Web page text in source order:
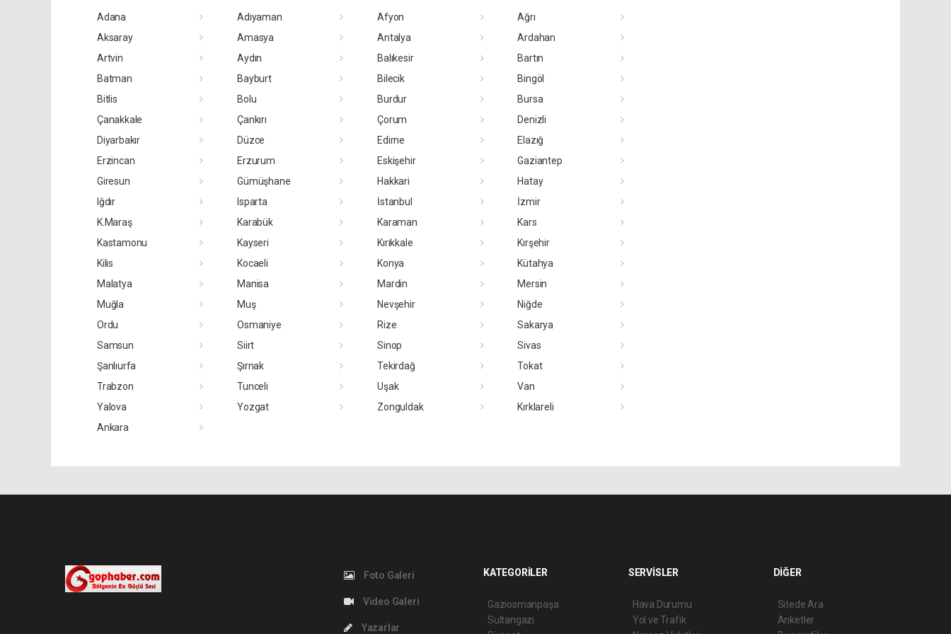
Adana Adıyaman Afyon
Ağrı
Aksaray
Amasya Antalya
Ardahan
Artvin
Aydın Balıkesir
Bartın
Batman
Bayburt Bilecik
Bingöl
Bitlis
Bolu Burdur
Bursa
Çanakkale
Çankırı Çorum
Denizli
Diyarbakır
Düzce Edirne
Elazığ
Erzincan
Erzurum Eskişehir
Gaziantep
Giresun
Gümüşhane Hakkari
Hatay
Iğdır
Isparta İstanbul
İzmir
K.Maraş
Karabük Karaman
Kars
Kastamonu
Kayseri Kırıkkale
Kırşehir
Kilis
Kocaeli Konya
Kütahya
Malatya
Manisa Mardin
Mersin
Muğla
Muş Nevşehir
Niğde
Ordu
Osmaniye Rize
Sakarya
Samsun
Siirt Sinop
Sivas
Şanlıurfa
Şırnak Tekirdağ
Tokat
Trabzon
Tunceli Uşak
Van
Yalova
Yozgat Zonguldak
Kırklareli
Ankara
Foto Galeri
Video Galeri
Yazarlar
KATEGORİLER
Gaziosmanpaşa
Sultangazi
SERVİSLER
Hava Durumu
Yol ve Trafik
DİĞER
Sitede Ara
Anketler